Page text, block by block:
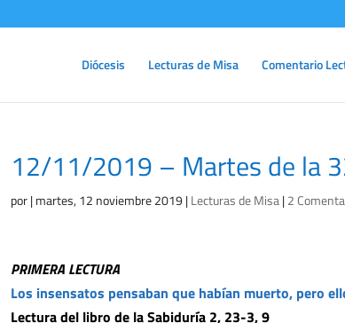
Diócesis Lecturas de Misa Comentario
12/11/2019 – Martes de la
por|martes, 12 noviembre 2019|Lecturas de Misa|2
PRIMERA LECTURA
Los insensatos pensaban que habían muerto, pero
Lectura del libro de la Sabiduría 2, 23-3, 9